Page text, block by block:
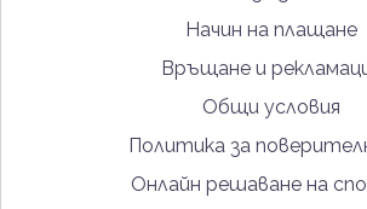
Начин на плащане
Връщане и
Общи условия
Политика за
Онлайн решаване на